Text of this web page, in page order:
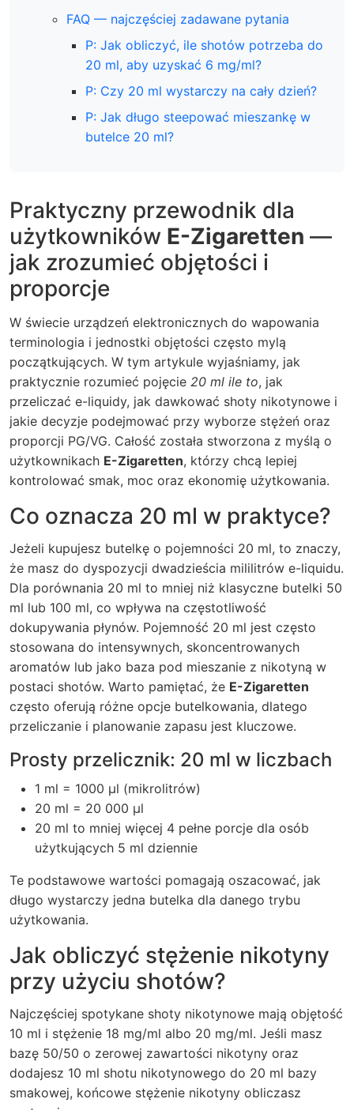
FAQ — najczęściej zadawane pytania
P: Jak obliczyć, ile shotów potrzeba do
20 ml, aby uzyskać 6 mg/ml?
P: Czy 20 ml wystarczy na cały dzień?
P: Jak długo steepować mieszankę w
butelce 20 ml?
Praktyczny przewodnik dla
użytkowników E-Zigaretten —
jak zrozumieć objętości i
proporcje
W świecie urządzeń elektronicznych do wapowania
terminologia i jednostki objętości często mylą
początkujących. W tym artykule wyjaśniamy, jak
praktycznie rozumieć pojęcie 20 ml ile to, jak
przeliczać e-liquidy, jak dawkować shoty nikotynowe i
jakie decyzje podejmować przy wyborze stężeń oraz
proporcji PG/VG. Całość została stworzona z myślą o
użytkownikach E-Zigaretten, którzy chcą lepiej
kontrolować smak, moc oraz ekonomię użytkowania.
Co oznacza 20 ml w praktyce?
Jeżeli kupujesz butelkę o pojemności 20 ml, to znaczy,
że masz do dyspozycji dwadzieścia mililitrów e-liquidu.
Dla porównania 20 ml to mniej niż klasyczne butelki 50
ml lub 100 ml, co wpływa na częstotliwość
dokupywania płynów. Pojemność 20 ml jest często
stosowana do intensywnych, skoncentrowanych
aromatów lub jako baza pod mieszanie z nikotyną w
postaci shotów. Warto pamiętać, że E-Zigaretten
często oferują różne opcje butelkowania, dlatego
przeliczanie i planowanie zapasu jest kluczowe.
Prosty przelicznik: 20 ml w liczbach
1 ml = 1000 µl (mikrolitrów)
20 ml = 20 000 µl
20 ml to mniej więcej 4 pełne porcje dla osób
użytkujących 5 ml dziennie
Te podstawowe wartości pomagają oszacować, jak
długo wystarczy jedna butelka dla danego trybu
użytkowania.
Jak obliczyć stężenie nikotyny
przy użyciu shotów?
Najczęściej spotykane shoty nikotynowe mają objętość
10 ml i stężenie 18 mg/ml albo 20 mg/ml. Jeśli masz
bazę 50/50 o zerowej zawartości nikotyny oraz
dodajesz 10 ml shotu nikotynowego do 20 ml bazy
smakowej, końcowe stężenie nikotyny obliczasz